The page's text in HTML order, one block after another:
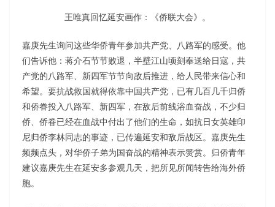
王唯真回忆延安画作：《侨联大会》。
嘉庚先生询问这些华侨青年参加共产党、八路军的感受。他
们告诉他：蒋介石节节败退，半壁江山顷刻奉送给日寇，共
产党的八路军、新四军节节向敌后推进，给人民带来信心和
希望。要抗战救国就得依靠中国共产党，已有几百几千归侨
和侨眷投入八路军、新四军，在敌后前线浴血奋战，不少归
侨、侨眷已经在血战中付出了他们的生命，如抗日女英雄印
尼归侨李林同志的事迹，已传遍延安和敌后战区。嘉庚先生
频频点头，对华侨子弟为国奋战的精神表示赞赏。归侨青年
建议嘉庚先生在延安多参观几天，把所见所闻转告给海外侨
胞。